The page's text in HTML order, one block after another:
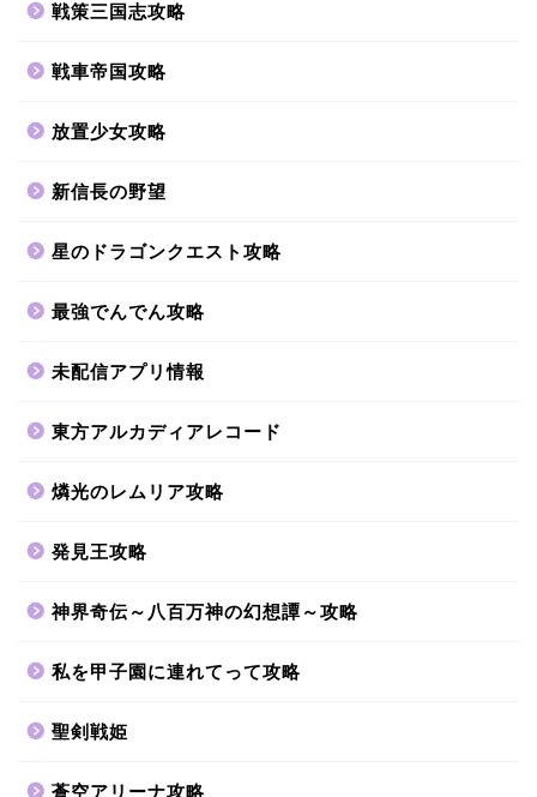
戦策三国志攻略
戦車帝国攻略
放置少女攻略
新信長の野望
星のドラゴンクエスト攻略
最強でんでん攻略
未配信アプリ情報
東方アルカディアレコード
燐光のレムリア攻略
発見王攻略
神界奇伝～八百万神の幻想譚～攻略
私を甲子園に連れてって攻略
聖剣戦姫
蒼空アリーナ攻略